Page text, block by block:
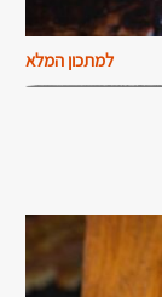
למתכון המלא